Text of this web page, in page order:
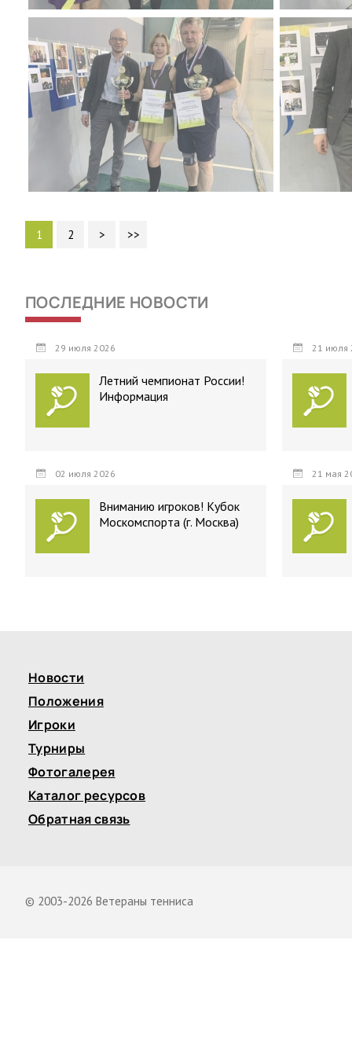
1 2 > >>
ПОСЛЕДНИЕ НОВОСТИ
29 июля 2026
Летний чемпионат России!
Информация
21 июля
02 июля 2026
Вниманию игроков! Кубок
Москомспорта (г. Москва)
21 мая
Новости
Положения
Игроки
Турниры
Фотогалерея
Каталог ресурсов
Обратная связь
© 2003-2026 Ветераны тенниса